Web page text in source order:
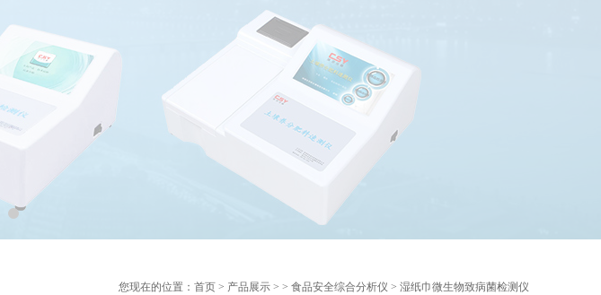
您现在的位置： 首页 > 产品展示 > > 食品安全综合分析仪 > 湿纸巾微生物致病菌检测仪